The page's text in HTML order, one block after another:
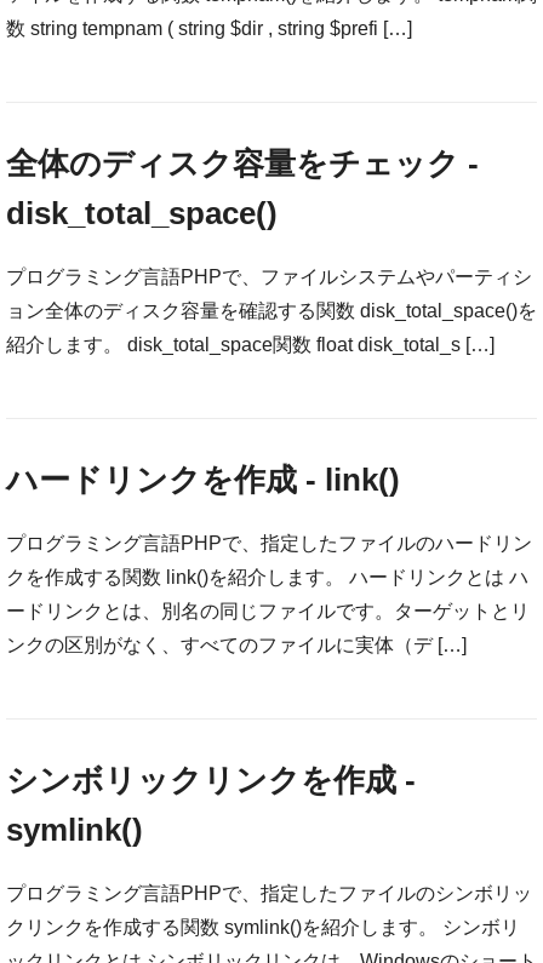
数 string tempnam ( string $dir , string $prefi […]
全体のディスク容量をチェック -
disk_total_space()
プログラミング言語PHPで、ファイルシステムやパーティシ
ョン全体のディスク容量を確認する関数 disk_total_space()を
紹介します。 disk_total_space関数 float disk_total_s […]
ハードリンクを作成 - link()
プログラミング言語PHPで、指定したファイルのハードリン
クを作成する関数 link()を紹介します。 ハードリンクとは ハ
ードリンクとは、別名の同じファイルです。ターゲットとリ
ンクの区別がなく、すべてのファイルに実体（デ […]
シンボリックリンクを作成 -
symlink()
プログラミング言語PHPで、指定したファイルのシンボリッ
クリンクを作成する関数 symlink()を紹介します。 シンボリ